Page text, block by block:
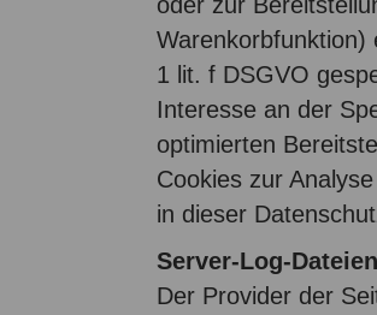
Warenkorbfunktion)
1 lit. f DSGVO
Interesse an der
optimierten
Cookies zur
in dieser
Server-Log-Dateien
Der Provider der